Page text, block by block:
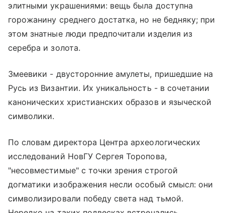
элитными украшениями: вещь была доступна
горожанину среднего достатка, но не бедняку; при
этом знатные люди предпочитали изделия из
серебра и золота.
Змеевики - двусторонние амулеты, пришедшие на
Русь из Византии. Их уникальность - в сочетании
канонических христианских образов и языческой
символики.
По словам директора Центра археологических
исследований НовГУ Сергея Торопова,
"несовместимые" с точки зрения строгой
догматики изображения несли особый смысл: они
символизировали победу света над тьмой.